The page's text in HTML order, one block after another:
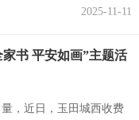
2025-11-11
书 平安如画”主题活
，近日，玉田城西收费